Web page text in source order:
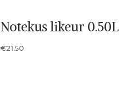
Notekus likeur 0.50L
€21.50